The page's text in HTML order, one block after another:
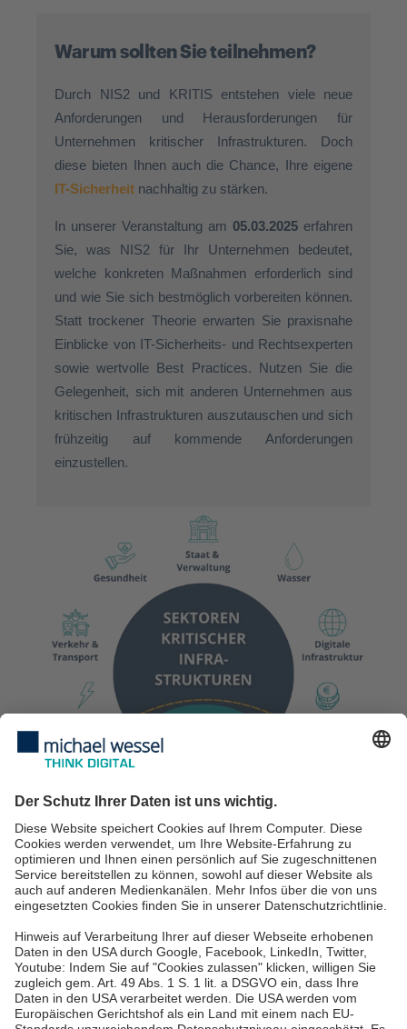
Warum sollten Sie teilnehmen?
Durch NIS2 und KRITIS entstehen viele neue
Anforderungen und Herausforderungen für
Unternehmen kritischer Infrastrukturen. Doch
diese bieten Ihnen auch die Chance, Ihre eigene
IT-Sicherheit nachhaltig zu stärken.
In unserer Veranstaltung am 05.03.2025 erfahren
Sie, was NIS2 für Ihr Unternehmen bedeutet,
welche konkreten Maßnahmen erforderlich sind
und wie Sie sich bestmöglich vorbereiten können.
Statt trockener Theorie erwarten Sie praxisnahe
Einblicke von IT-Sicherheits- und Rechtsexperten
sowie wertvolle Best Practices. Nutzen Sie die
Gelegenheit, sich mit anderen Unternehmen aus
kritischen Infrastrukturen auszutauschen und sich
frühzeitig auf kommende Anforderungen
einzustellen.